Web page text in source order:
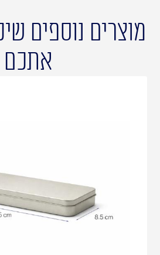
מוצרים נוספים
אתכם